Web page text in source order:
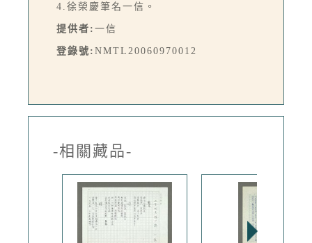
4.徐榮慶筆名一信。
提供者: 一信
登錄號: NMTL20060970012
-相關藏品-